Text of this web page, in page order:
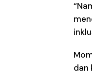
dan